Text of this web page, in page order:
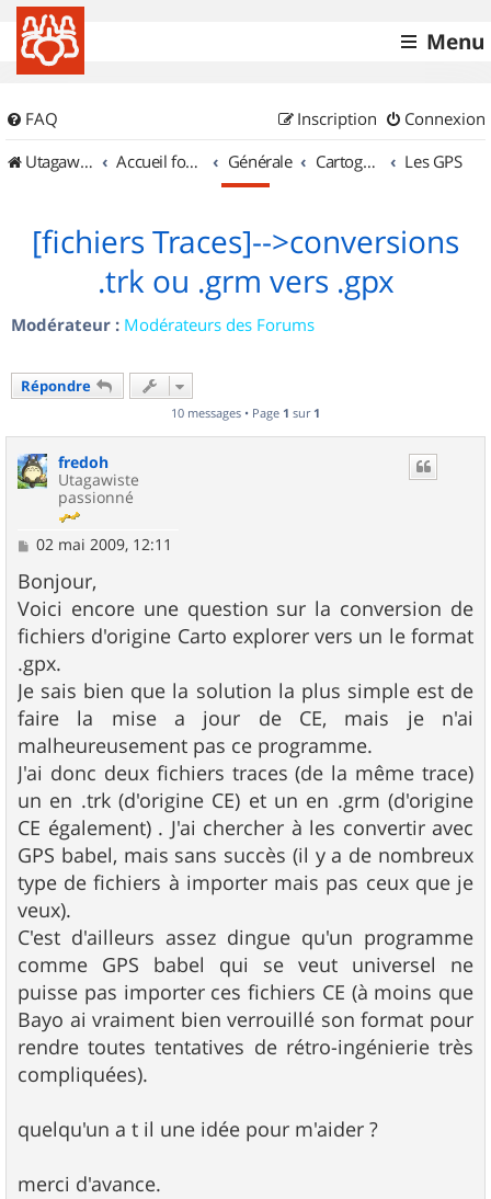
Menu
FAQ Connexion
Inscription
UtagawaVTT (Randos VTT et VTTAE avec traces GPS)
Accueil forum Générale Cartographie et GPS Les GPS
[fichiers Traces]-->conversions
.trk ou .grm vers .gpx
Modérateur : Modérateurs des Forums
Répondre
10 messages • Page 1 sur 1
fredoh
Utagawiste
passionné
M
s
s
a
g
e
02 mai 2009, 12:11
Bonjour,
Voici encore une question sur la conversion de
fichiers d'origine Carto explorer vers un le format
.gpx.
Je sais bien que la solution la plus simple est de
faire la mise a jour de CE, mais je n'ai
malheureusement pas ce programme.
J'ai donc deux fichiers traces (de la même trace)
un en .trk (d'origine CE) et un en .grm (d'origine
CE également) . J'ai chercher à les convertir avec
GPS babel, mais sans succès (il y a de nombreux
type de fichiers à importer mais pas ceux que je
veux).
C'est d'ailleurs assez dingue qu'un programme
comme GPS babel qui se veut universel ne
puisse pas importer ces fichiers CE (à moins que
Bayo ai vraiment bien verrouillé son format pour
rendre toutes tentatives de rétro-ingénierie très
compliquées).
quelqu'un a t il une idée pour m'aider ?
merci d'avance.